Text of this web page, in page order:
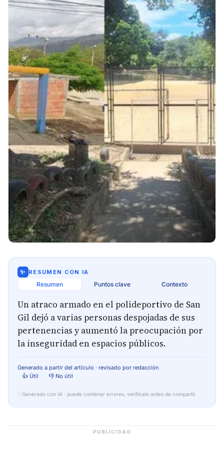
✨ RESUMEN CON IA
Resumen Puntos clave Contexto
Un atraco armado en el polideportivo de San
Gil dejó a varias personas despojadas de sus
pertenencias y aumentó la preocupación por
la inseguridad en espacios públicos.
Generado a partir del artículo · revisado por redacción
👍 Útil
👎 No útil
✨ Generado con IA · puede contener errores, verifícalo antes de compartir.
PUBLICIDAD